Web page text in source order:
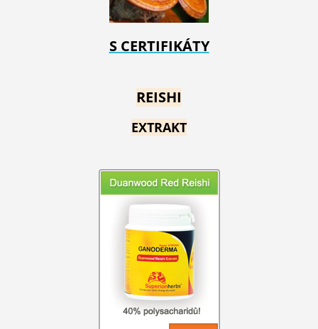
S CERTIFIKÁTY
REISHI
EXTRAKT